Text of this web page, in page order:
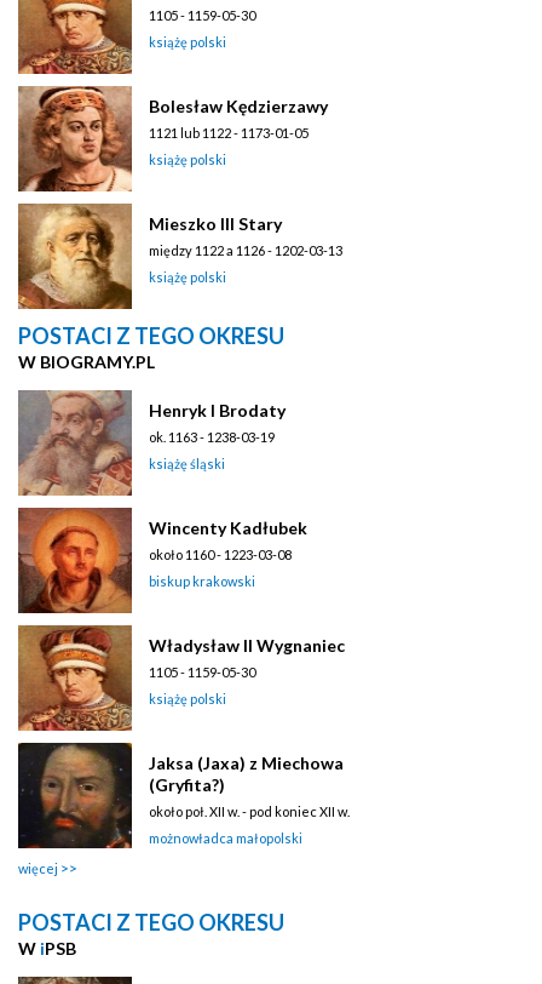
1105 - 1159-05-30
książę polski
Bolesław Kędzierzawy
1121 lub 1122 - 1173-01-05
książę polski
Mieszko III Stary
między 1122 a 1126 - 1202-03-13
książę polski
POSTACI Z TEGO OKRESU
W BIOGRAMY.PL
Henryk I Brodaty
ok. 1163 - 1238-03-19
książę śląski
Wincenty Kadłubek
około 1160 - 1223-03-08
biskup krakowski
Władysław II Wygnaniec
1105 - 1159-05-30
książę polski
Jaksa (Jaxa) z Miechowa
(Gryfita?)
około poł. XII w. - pod koniec XII w.
możnowładca małopolski
więcej
POSTACI Z TEGO OKRESU
W iPSB